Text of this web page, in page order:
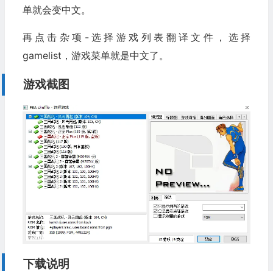
单就会变中文。
再点击杂项-选择游戏列表翻译文件，选择
gamelist，游戏菜单就是中文了。
游戏截图
下载说明